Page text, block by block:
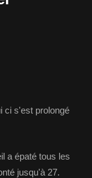
ci s'est prolongé
a épaté tous les
jusqu'à 27.